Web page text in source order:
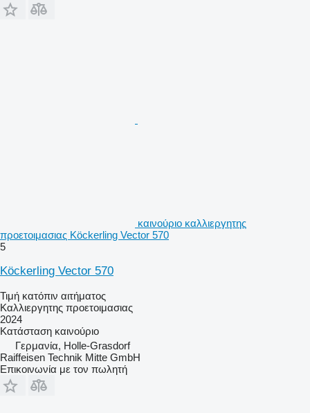
καινούριο καλλιεργητης
προετοιμασιας Köckerling Vector 570
5
Köckerling Vector 570
Τιμή κατόπιν αιτήματος
Καλλιεργητης προετοιμασιας
2024
Κατάσταση καινούριο
Γερμανία, Holle-Grasdorf
Raiffeisen Technik Mitte GmbH
Επικοινωνία με τον πωλητή